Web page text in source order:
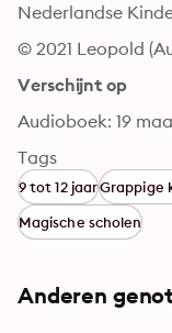
Nederlandse
© 2021 Leopold
Verschijnt op
Audioboek: 19
Tags
9 tot 12 jaarGrappige
Magische scholen
Anderen